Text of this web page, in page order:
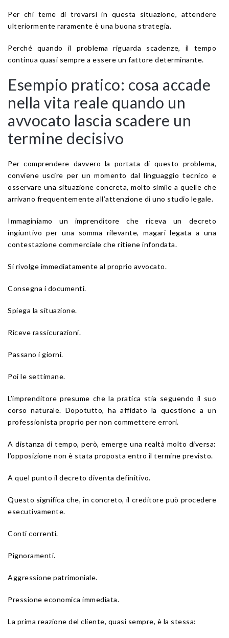
Per chi teme di trovarsi in questa situazione, attendere
ulteriormente raramente è una buona strategia.
Perché quando il problema riguarda scadenze, il tempo
continua quasi sempre a essere un fattore determinante.
Esempio pratico: cosa accade
nella vita reale quando un
avvocato lascia scadere un
termine decisivo
Per comprendere davvero la portata di questo problema,
conviene uscire per un momento dal linguaggio tecnico e
osservare una situazione concreta, molto simile a quelle che
arrivano frequentemente all’attenzione di uno studio legale.
Immaginiamo un imprenditore che riceva un decreto
ingiuntivo per una somma rilevante, magari legata a una
contestazione commerciale che ritiene infondata.
Si rivolge immediatamente al proprio avvocato.
Consegna i documenti.
Spiega la situazione.
Riceve rassicurazioni.
Passano i giorni.
Poi le settimane.
L’imprenditore presume che la pratica stia seguendo il suo
corso naturale. Dopotutto, ha affidato la questione a un
professionista proprio per non commettere errori.
A distanza di tempo, però, emerge una realtà molto diversa:
l’opposizione non è stata proposta entro il termine previsto.
A quel punto il decreto diventa definitivo.
Questo significa che, in concreto, il creditore può procedere
esecutivamente.
Conti correnti.
Pignoramenti.
Aggressione patrimoniale.
Pressione economica immediata.
La prima reazione del cliente, quasi sempre, è la stessa: